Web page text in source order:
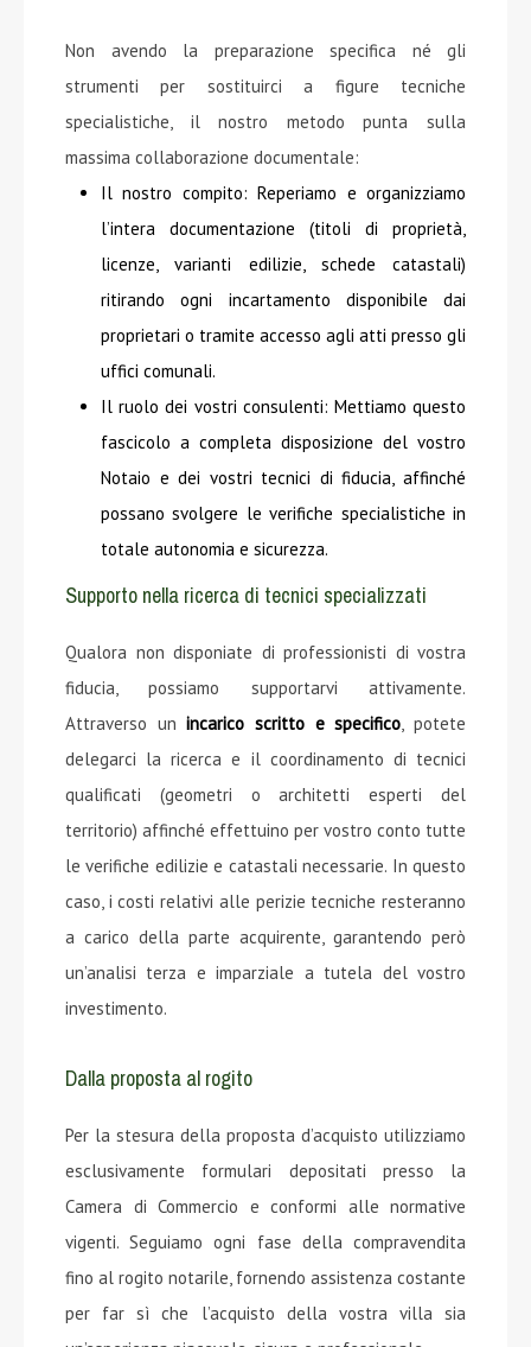
Non avendo la preparazione specifica né gli
strumenti per sostituirci a figure tecniche
specialistiche, il nostro metodo punta sulla
massima collaborazione documentale:
Il nostro compito: Reperiamo e organizziamo
l’intera documentazione (titoli di proprietà,
licenze, varianti edilizie, schede catastali)
ritirando ogni incartamento disponibile dai
proprietari o tramite accesso agli atti presso gli
uffici comunali.
Il ruolo dei vostri consulenti: Mettiamo questo
fascicolo a completa disposizione del vostro
Notaio e dei vostri tecnici di fiducia, affinché
possano svolgere le verifiche specialistiche in
totale autonomia e sicurezza.
Supporto nella ricerca di tecnici specializzati
Qualora non disponiate di professionisti di vostra
fiducia, possiamo supportarvi attivamente.
Attraverso unincarico scritto e specifico, potete
delegarci la ricerca e il coordinamento di tecnici
qualificati (geometri o architetti esperti del
territorio) affinché effettuino per vostro conto tutte
le verifiche edilizie e catastali necessarie. In questo
caso, i costi relativi alle perizie tecniche resteranno
a carico della parte acquirente, garantendo però
un’analisi terza e imparziale a tutela del vostro
investimento.
Dalla proposta al rogito
Per la stesura della proposta d’acquisto utilizziamo
esclusivamente formulari depositati presso la
Camera di Commercio e conformi alle normative
vigenti. Seguiamo ogni fase della compravendita
fino al rogito notarile, fornendo assistenza costante
per far sì che l’acquisto della vostra villa sia